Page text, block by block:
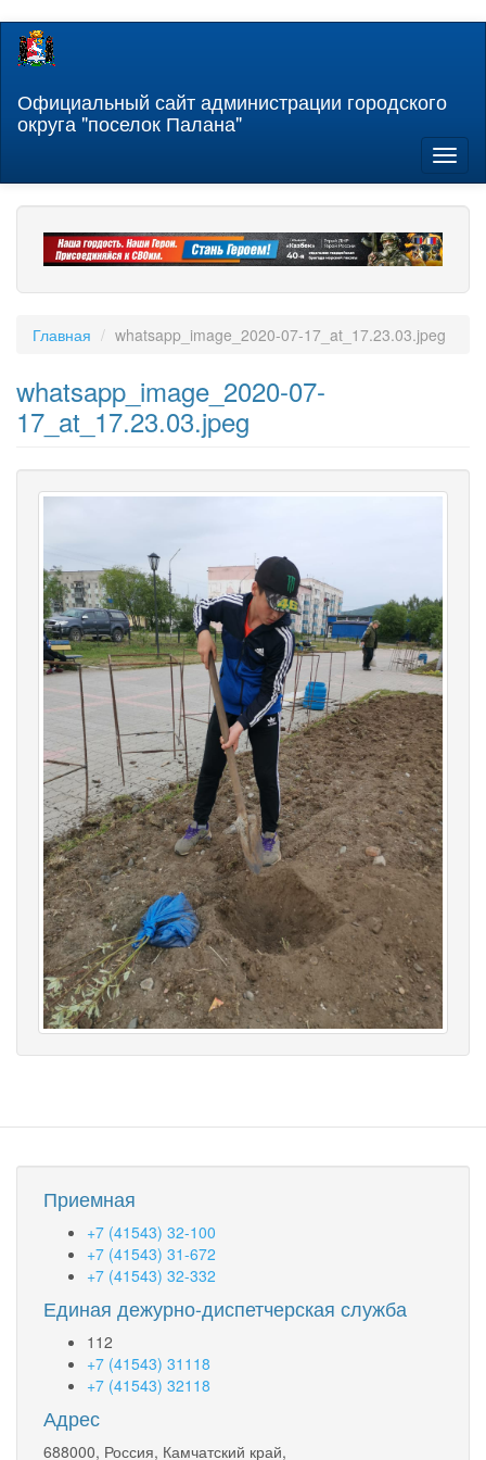
Перейти
содержанию
Официальный сайт администрации городского
округа "поселок Палана"
Главная whatsapp_image_2020-07-17_at_17.23.03.jpeg
whatsapp_image_2020-07-
17_at_17.23.03.jpeg
Приемная
+7 (41543) 32-100
+7 (41543) 31-672
+7 (41543) 32-332
Единая дежурно-диспетчерская служба
112
+7 (41543) 31118
+7 (41543) 32118
Адрес
688000, Россия, Камчатский край,